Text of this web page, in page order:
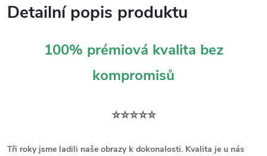
Detailní popis produktu
100% prémiová kvalita bez
kompromisů
⭐⭐⭐⭐⭐
Tři roky jsme ladili naše obrazy k dokonalosti. Kvalita je u nás